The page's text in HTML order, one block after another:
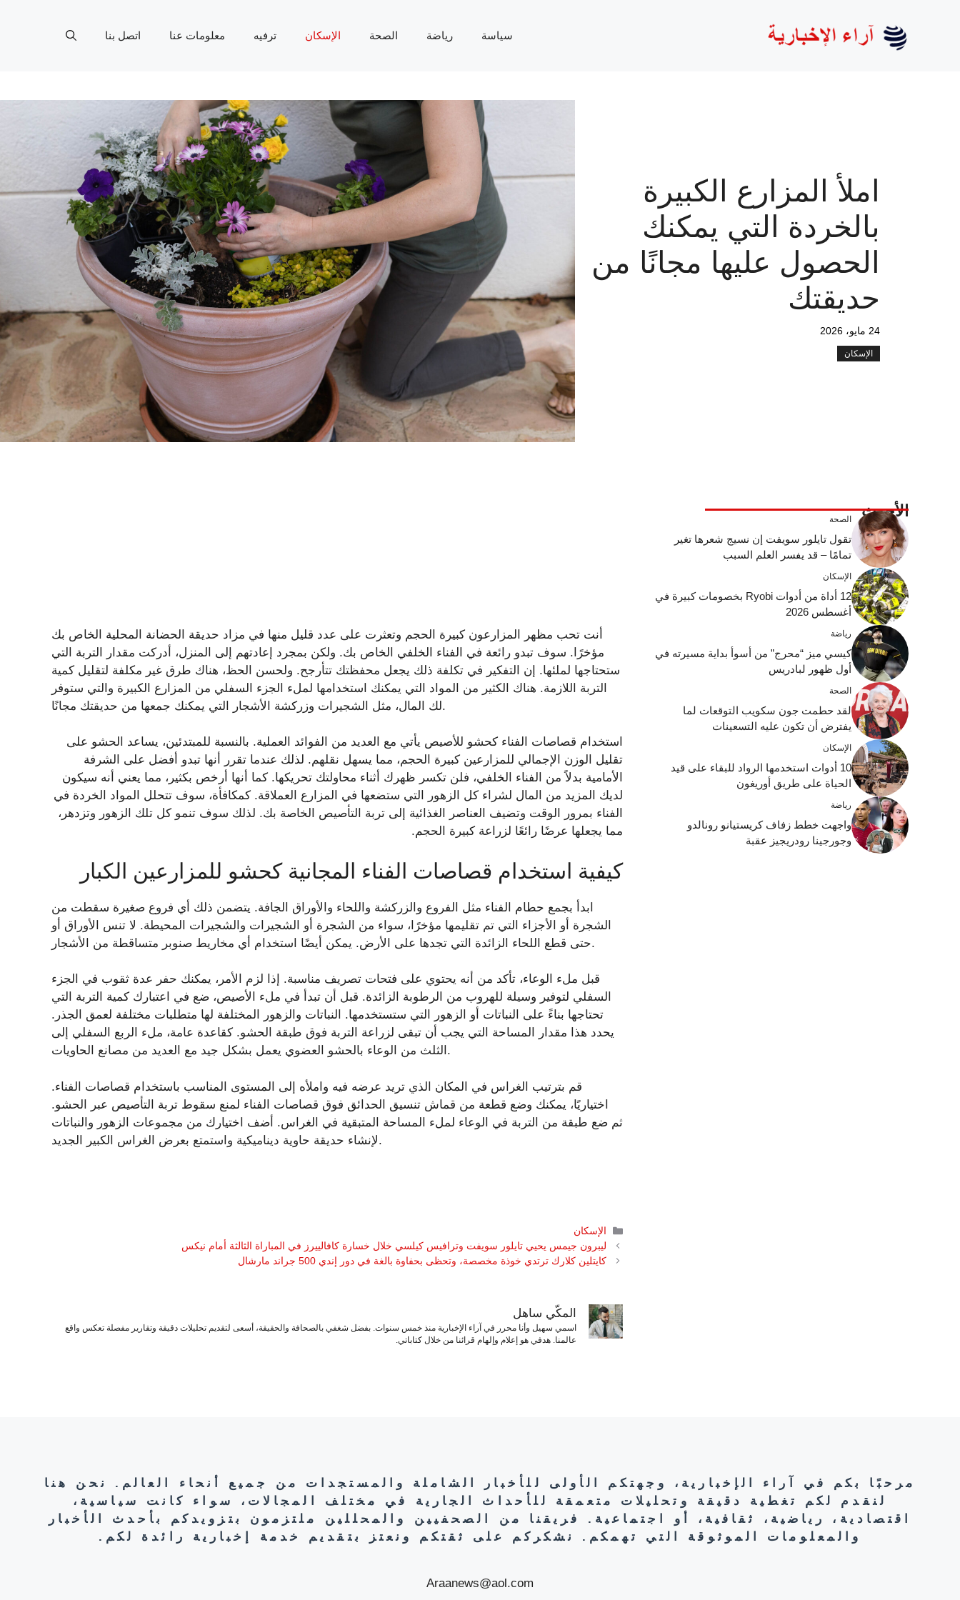
سياسة رياضة الصحة الإسكان ترفيه معلومات عنا اتصل بنا
املأ المزارع الكبيرة
بالخردة التي يمكنك
الحصول عليها مجانًا من
حديقتك
24 مايو، 2026
الإسكان
أنت تحب مظهر المزارعون كبيرة الحجم وتعثرت على عدد قليل منها في مزاد حديقة الحضانة المحلية الخاص بك
مؤخرًا. سوف تبدو رائعة في الفناء الخلفي الخاص بك. ولكن بمجرد إعادتهم إلى المنزل، أدركت مقدار التربة التي
ستحتاجها لملئها. إن التفكير في تكلفة ذلك يجعل محفظتك تتأرجح. ولحسن الحظ، هناك طرق غير مكلفة لتقليل كمية
التربة اللازمة. هناك الكثير من المواد التي يمكنك استخدامها لملء الجزء السفلي من المزارع الكبيرة والتي ستوفر
لك المال، مثل الشجيرات وزركشة الأشجار التي يمكنك جمعها من حديقتك مجانًا.
استخدام قصاصات الفناء كحشو للأصيص يأتي مع العديد من الفوائد العملية. بالنسبة للمبتدئين، يساعد الحشو على
تقليل الوزن الإجمالي للمزارعين كبيرة الحجم، مما يسهل نقلهم. لذلك عندما تقرر أنها تبدو أفضل على الشرفة
الأمامية بدلاً من الفناء الخلفي، فلن تكسر ظهرك أثناء محاولتك تحريكها. كما أنها أرخص بكثير، مما يعني أنه سيكون
لديك المزيد من المال لشراء كل الزهور التي ستضعها في المزارع العملاقة. كمكافأة، سوف تتحلل المواد الخردة في
الفناء بمرور الوقت وتضيف العناصر الغذائية إلى تربة التأصيص الخاصة بك. لذلك سوف تنمو كل تلك الزهور وتزدهر،
مما يجعلها عرضًا رائعًا لزراعة كبيرة الحجم.
كيفية استخدام قصاصات الفناء المجانية كحشو للمزارعين الكبار
ابدأ بجمع حطام الفناء مثل الفروع والزركشة واللحاء والأوراق الجافة. يتضمن ذلك أي فروع صغيرة سقطت من
الشجرة أو الأجزاء التي تم تقليمها مؤخرًا، سواء من الشجرة أو الشجيرات والشجيرات المحيطة. لا تنس الأوراق أو
حتى قطع اللحاء الزائدة التي تجدها على الأرض. يمكن أيضًا استخدام أي مخاريط صنوبر متساقطة من الأشجار.
قبل ملء الوعاء، تأكد من أنه يحتوي على فتحات تصريف مناسبة. إذا لزم الأمر، يمكنك حفر عدة ثقوب في الجزء
السفلي لتوفير وسيلة للهروب من الرطوبة الزائدة. قبل أن تبدأ في ملء الأصيص، ضع في اعتبارك كمية التربة التي
تحتاجها بناءً على النباتات أو الزهور التي ستستخدمها. النباتات والزهور المختلفة لها متطلبات مختلفة لعمق الجذر.
يحدد هذا مقدار المساحة التي يجب أن تبقى لزراعة التربة فوق طبقة الحشو. كقاعدة عامة، ملء الربع السفلي إلى
الثلث من الوعاء بالحشو العضوي يعمل بشكل جيد مع العديد من مصانع الحاويات.
قم بترتيب الغراس في المكان الذي تريد عرضه فيه واملأه إلى المستوى المناسب باستخدام قصاصات الفناء.
اختياريًا، يمكنك وضع قطعة من قماش تنسيق الحدائق فوق قصاصات الفناء لمنع سقوط تربة التأصيص عبر الحشو.
ثم ضع طبقة من التربة في الوعاء لملء المساحة المتبقية في الغراس. أضف اختيارك من مجموعات الزهور والنباتات
لإنشاء حديقة حاوية ديناميكية واستمتع بعرض الغراس الكبير الجديد.
التصنيفات
الإسكان
ليبرون جيمس يحيي تايلور سويفت وترافيس كيلسي خلال خسارة كافالييرز في المباراة الثالثة أمام نيكس
كايتلين كلارك ترتدي خوذة مخصصة، وتحظى بحفاوة بالغة في دور إندي 500 جراند مارشال
المكّي ساهل
اسمي سهيل وأنا محرر في آراء الإخبارية منذ خمس سنوات. بفضل شغفي بالصحافة والحقيقة، أسعى لتقديم تحليلات دقيقة وتقارير مفصلة تعكس واقع
عالمنا. هدفي هو إعلام وإلهام قرائنا من خلال كتاباتي.
الأحدث الصحة
تقول تايلور سويفت إن نسيج شعرها تغير
تمامًا – قد يفسر العلم السبب
الإسكان
12 أداة من أدوات Ryobi بخصومات كبيرة في
أغسطس 2026
رياضة
كيسي ميز “محرج” من أسوأ بداية مسيرته في
أول ظهور لبادريس
الصحة
لقد حطمت جون سكويب التوقعات لما
يفترض أن تكون عليه التسعينات
الإسكان
10 أدوات استخدمها الرواد للبقاء على قيد
الحياة على طريق أوريغون
رياضة
واجهت خطط زفاف كريستيانو رونالدو
وجورجينا رودريجيز عقبة
مرحبًا بكم في آراء الإخبارية، وجهتكم الأولى للأخبار الشاملة والمستجدات من جميع أنحاء العالم. نحن هنا
لنقدم لكم تغطية دقيقة وتحليلات متعمقة للأحداث الجارية في مختلف المجالات، سواء كانت سياسية،
اقتصادية، رياضية، ثقافية، أو اجتماعية. فريقنا من الصحفيين والمحللين ملتزمون بتزويدكم بأحدث الأخبار
والمعلومات الموثوقة التي تهمكم. نشكركم على ثقتكم ونعتز بتقديم خدمة إخبارية رائدة لكم.
Araanews@aol.com